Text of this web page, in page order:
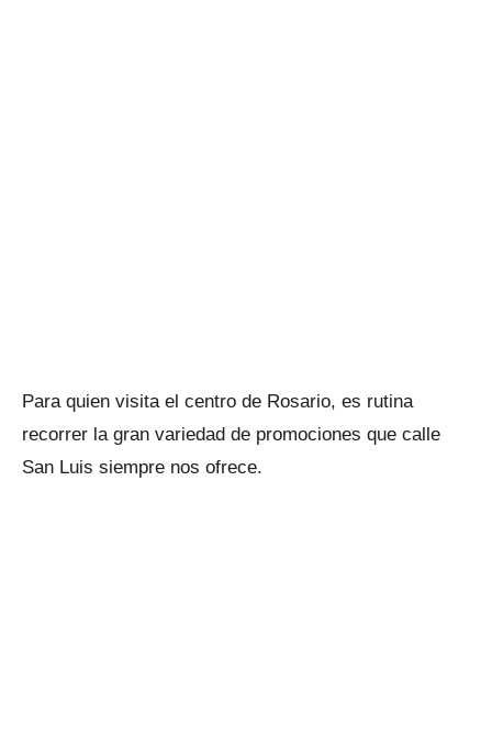
Para quien visita el centro de Rosario, es rutina
recorrer la gran variedad de promociones que calle
San Luis siempre nos ofrece.